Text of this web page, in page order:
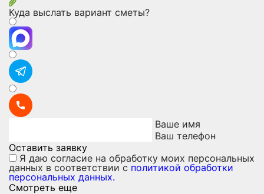
Куда выслать вариант сметы?
Ваше имя
Ваш телефон
Оставить заявку
Я даю согласие на обработку моих персональных
данных в соответствии с политикой обработки
персональных данных.
Смотреть еще